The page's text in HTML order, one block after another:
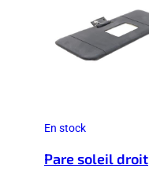
En stock
Pare soleil droit